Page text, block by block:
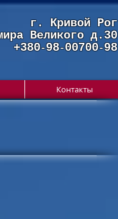
г. Кривой Рог
Великого д.30
+380-98-00700-98
Контакты